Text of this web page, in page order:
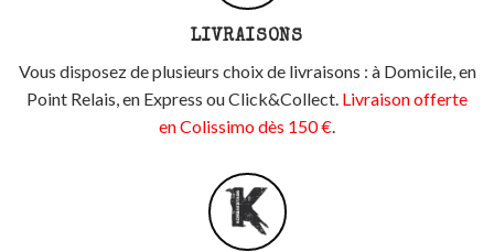
LIVRAISONS
Vous disposez de plusieurs choix de livraisons : à Domicile, en
Point Relais, en Express ou Click&Collect. Livraison offerte
en Colissimo dès 150 €.